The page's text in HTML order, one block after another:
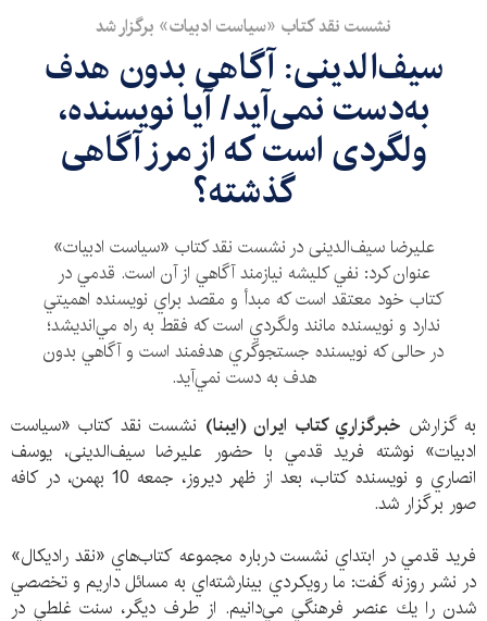
نشست نقد كتاب «سياست ادبيات» برگزار شد
سیف‌الدینی: آگاهی بدون هدف
به‌دست نمی‌آید/ آيا نويسنده،
ولگردی است كه از مرز آگاهی
گذشته؟
علیرضا سیف‌الدینی در نشست نقد کتاب «سياست ادبيات»
عنوان کرد: نفي كليشه نيازمند آگاهي از آن است. قدمي در
کتاب خود معتقد است كه مبدأ و مقصد براي نويسنده اهميتي
ندارد و نويسنده مانند ولگردي است كه فقط به راه مي‌انديشد؛
در حالی که نويسنده جستجوگري هدفمند است و آگاهي بدون
هدف به دست نمي‌آيد.
به گزارش خبرگزاري كتاب ايران (ايبنا) نشست نقد کتاب «سیاست
ادبیات» نوشته‌ فرید قدمي با حضور علیرضا سیف‌الدینی، يوسف
انصاري و نویسنده‌ کتاب، بعد از ظهر ديروز، جمعه 10 بهمن، در کافه
صور برگزار ‌شد.
فريد قدمي در ابتداي نشست درباره مجموعه كتاب‌هاي «نقد راديكال»
در نشر روزنه گفت: ما رويكردي بينارشته‌اي به مسائل داريم و تخصصي
شدن را يك عنصر فرهنگي مي‌دانيم. از طرف ديگر، سنت غلطي در